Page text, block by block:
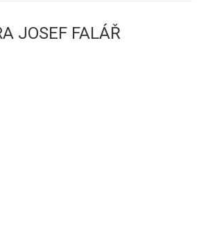
JOSEF FALÁŘ